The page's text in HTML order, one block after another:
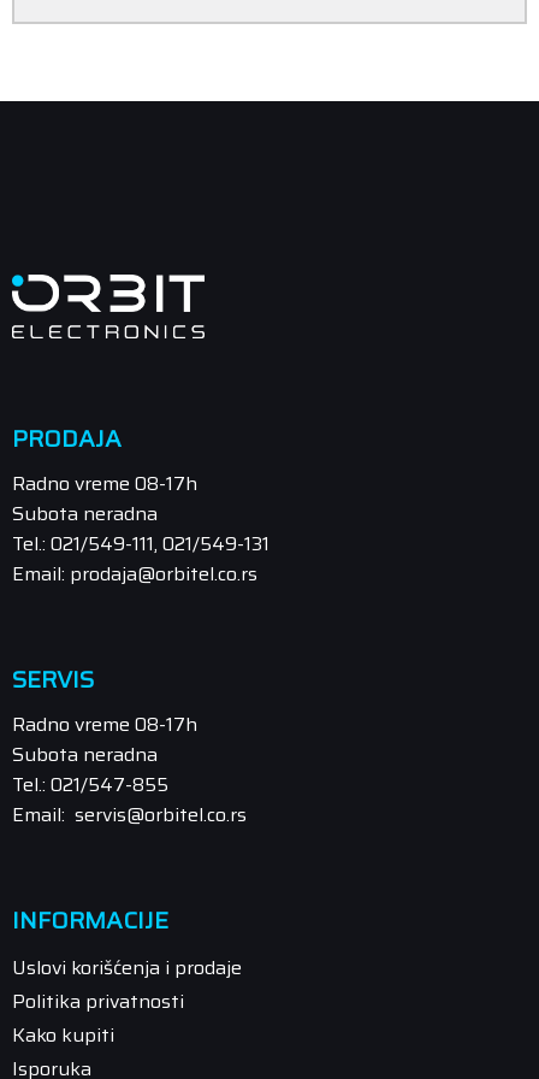
PRODAJA
Radno vreme 08-17h
Subota neradna
Tel.: 021/549-111, 021/549-131
Email: prodaja@orbitel.co.rs
SERVIS
Radno vreme 08-17h
Subota neradna
Tel.: 021/547-855
Email: servis@orbitel.co.rs
INFORMACIJE
Uslovi korišćenja i prodaje
Politika privatnosti
Kako kupiti
Isporuka